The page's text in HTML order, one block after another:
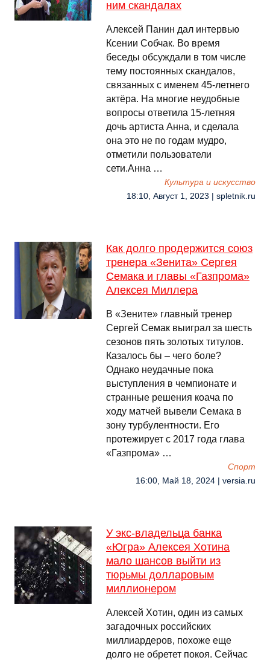
ним скандалах
Алексей Панин дал интервью
Ксении Собчак. Во время
беседы обсуждали в том числе
тему постоянных скандалов,
связанных с именем 45-летнего
актёра. На многие неудобные
вопросы ответила 15-летняя
дочь артиста Анна, и сделала
она это не по годам мудро,
отметили пользователи
сети.Анна …
Культура и искусство
18:10, Август 1, 2023 | spletnik.ru
Как долго продержится союз
тренера «Зенита» Сергея
Семака и главы «Газпрома»
Алексея Миллера
В «Зените» главный тренер
Сергей Семак выиграл за шесть
сезонов пять золотых титулов.
Казалось бы – чего боле?
Однако неудачные пока
выступления в чемпионате и
странные решения коача по
ходу матчей вывели Семака в
зону турбулентности. Его
протежирует с 2017 года глава
«Газпрома» …
Спорт
16:00, Май 18, 2024 | versia.ru
У экс-владельца банка
«Югра» Алексея Хотина
мало шансов выйти из
тюрьмы долларовым
миллионером
Алексей Хотин, один из самых
загадочных российских
миллиардеров, похоже еще
долго не обретет покоя. Сейчас